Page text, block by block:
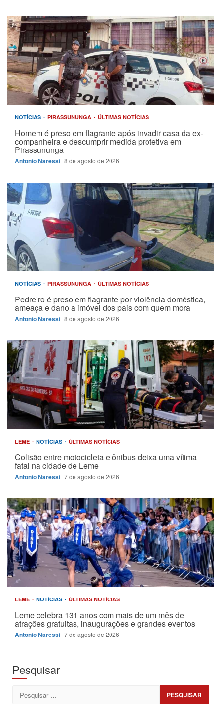
NOTÍCIAS PIRASSUNUNGA ÚLTIMAS NOTÍCIAS
Homem é preso em flagrante após invadir casa da ex-
companheira e descumprir medida protetiva em
Pirassununga
Antonio Naressi 8 de agosto de 2026
NOTÍCIAS PIRASSUNUNGA ÚLTIMAS NOTÍCIAS
Pedreiro é preso em flagrante por violência doméstica,
ameaça e dano a imóvel dos pais com quem mora
Antonio Naressi 8 de agosto de 2026
LEME NOTÍCIAS ÚLTIMAS NOTÍCIAS
Colisão entre motocicleta e ônibus deixa uma vítima
fatal na cidade de Leme
Antonio Naressi 7 de agosto de 2026
LEME NOTÍCIAS ÚLTIMAS NOTÍCIAS
Leme celebra 131 anos com mais de um mês de
atrações gratuitas, inaugurações e grandes eventos
Antonio Naressi 7 de agosto de 2026
Pesquisar
Pesquisar